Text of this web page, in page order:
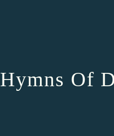
Hymns Of